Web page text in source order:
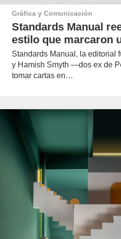
Gráfica y Comunicación
Standards Manual
estilo que marcaron
Standards Manual, la editorial
y Hamish Smyth —dos ex de
tomar cartas en…